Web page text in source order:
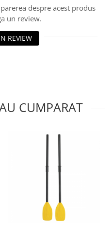
despre acest produs
un review.
REVIEW
CUMPARAT